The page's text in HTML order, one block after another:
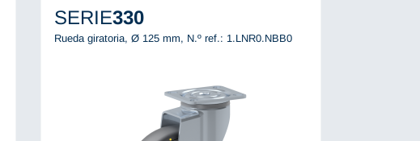
SERIE330
Rueda giratoria, Ø 125 mm, N.º ref.: 1.LNR0.NBB0